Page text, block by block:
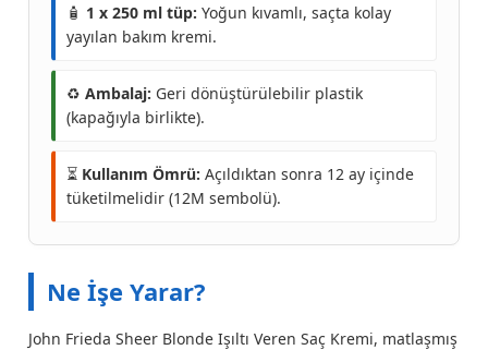
🧴 1 x 250 ml tüp: Yoğun kıvamlı, saçta kolay
yayılan bakım kremi.
♻️ Ambalaj: Geri dönüştürülebilir plastik
(kapağıyla birlikte).
⏳ Kullanım Ömrü: Açıldıktan sonra 12 ay içinde
tüketilmelidir (12M sembolü).
Ne İşe Yarar?
John Frieda Sheer Blonde Işıltı Veren Saç Kremi, matlaşmış